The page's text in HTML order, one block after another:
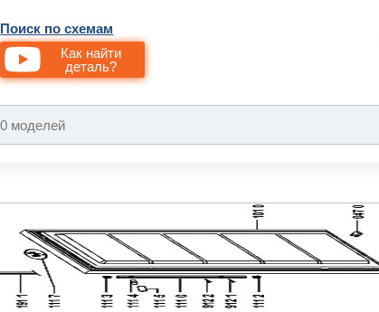
Поиск по схемам
Как найти
деталь?